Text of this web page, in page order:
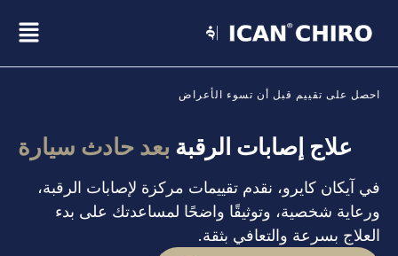
احصل على تقييم قبل أن تسوء الأعراض
علاج إصابات الرقبة بعد حادث سيارة
في آيكان كايرو، نقدم تقييمات مركزة لإصابات الرقبة،
ورعاية شخصية، وتوثيقًا واضحًا لمساعدتك على بدء
العلاج بسرعة والتعافي بثقة.